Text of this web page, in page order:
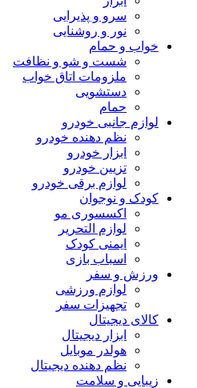
سرو و پذیرایی
نور و روشنایی
خواب و حمام
شست و شو و نظافت
ملزومات اتاق خواب
دستشویی
حمام
لوازم جانبی خودرو
نظم دهنده خودرو
ابزار خودرو
تزیین خودرو
لوازم برقی خودرو
کودک و نوجوان
اکسسوری مو
لوازم التحریر
ایمنی کودک
اسباب بازی
ورزش و سفر
لوازم ورزشی
تجهیزات سفر
کالای دیجیتال
ابزار دیجیتال
هولدر موبایل
نظم دهنده دیجیتال
زیبایی و سلامت